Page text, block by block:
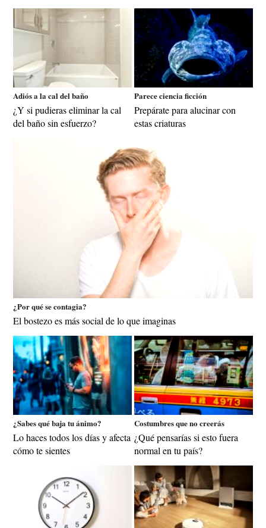
Adiós a la cal del baño
¿Y si pudieras eliminar la cal
del baño sin esfuerzo?
Parece ciencia ficción
Prepárate para alucinar con
estas criaturas
¿Por qué se contagia?
El bostezo es más social de lo que imaginas
¿Sabes qué baja tu ánimo?
Lo haces todos los días y afecta
cómo te sientes
Costumbres que no creerás
¿Qué pensarías si esto fuera
normal en tu país?